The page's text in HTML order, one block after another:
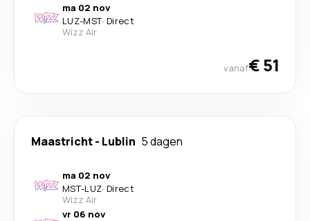
ma 02 nov
LUZ-MST· Direct
Wizz Air
vanaf€ 51
Maastricht- Lublin 5 dagen
ma 02 nov
MST-LUZ· Direct
Wizz Air
vr 06 nov